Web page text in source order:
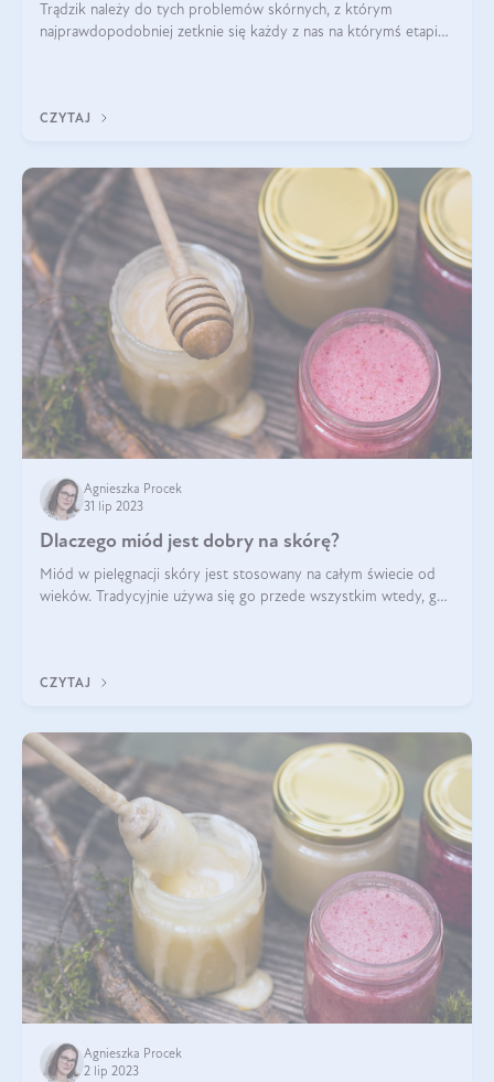
Trądzik należy do tych problemów skórnych, z którym
najprawdopodobniej zetknie się każdy z nas na którymś etapie
CZYTAJ
Agnieszka Procek
31 lip 2023
Dlaczego miód jest dobry na skórę?
Miód w pielęgnacji skóry jest stosowany na całym świecie od
wieków. Tradycyjnie używa się go przede wszystkim wtedy, gdy
CZYTAJ
Agnieszka Procek
2 lip 2023